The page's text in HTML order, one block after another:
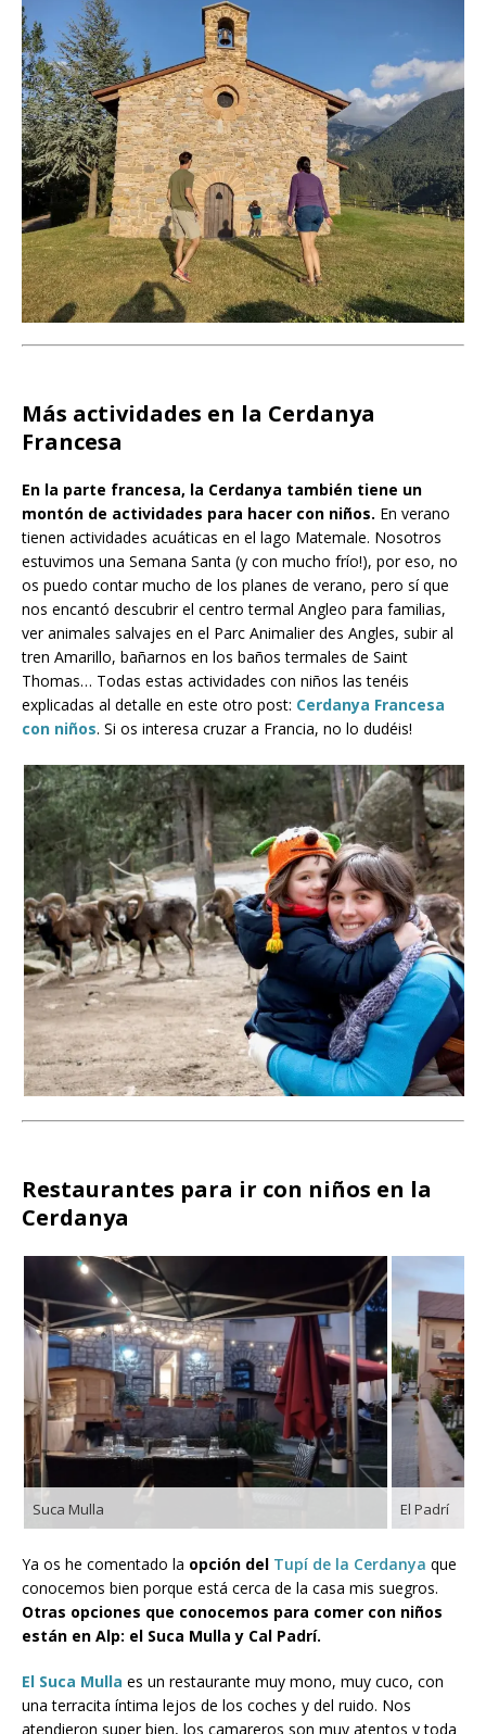
Más actividades en la Cerdanya
Francesa
En la parte francesa, la Cerdanya también tiene un
montón de actividades para hacer con niños. En verano
tienen actividades acuáticas en el lago Matemale. Nosotros
estuvimos una Semana Santa (y con mucho frío!), por eso, no
os puedo contar mucho de los planes de verano, pero sí que
nos encantó descubrir el centro termal Angleo para familias,
ver animales salvajes en el Parc Animalier des Angles, subir al
tren Amarillo, bañarnos en los baños termales de Saint
Thomas… Todas estas actividades con niños las tenéis
explicadas al detalle en este otro post: Cerdanya Francesa
con niños. Si os interesa cruzar a Francia, no lo dudéis!
Restaurantes para ir con niños en la
Cerdanya
Suca Mulla El Padrí
Ya os he comentado la opción del Tupí de la Cerdanya que
conocemos bien porque está cerca de la casa mis suegros.
Otras opciones que conocemos para comer con niños
están en Alp: el Suca Mulla y Cal Padrí.
El Suca Mulla es un restaurante muy mono, muy cuco, con
una terracita íntima lejos de los coches y del ruido. Nos
atendieron super bien, los camareros son muy atentos y toda